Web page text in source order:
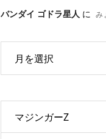
バンダイ ゴドラ星人 に み
月を選択
マジンガーZ